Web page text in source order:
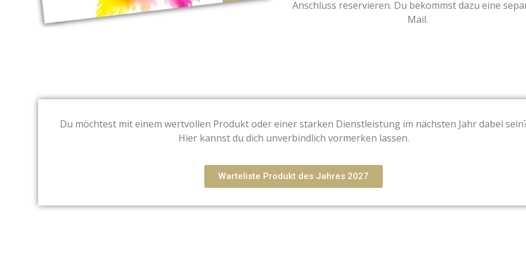
Anschluss reservieren. Du bekommst dazu eine
Mail.
Du möchtest mit einem wertvollen Produkt oder einer starken Dienstleistung im nächsten Jahr dabei
Hier kannst du dich unverbindlich vormerken lassen.
Warteliste Produkt des Jahres 2027